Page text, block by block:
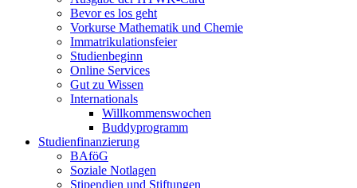
Bevor es los geht
Vorkurse Mathematik und Chemie
Immatrikulationsfeier
Studienbeginn
Online Services
Gut zu Wissen
Internationals
Willkommenswochen
Buddyprogramm
Studienfinanzierung
BAföG
Soziale Notlagen
Stipendien und Stiftungen